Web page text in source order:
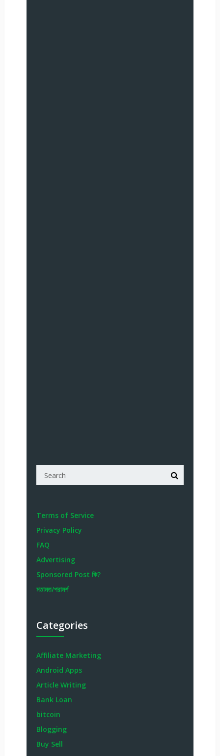
Terms of Service
Privacy Policy
FAQ
Advertising
Sponsored Post কি?
মতামত/পরামর্শ
Categories
Affiliate Marketing
Android Apps
Article Writing
Bank Loan
bitcoin
Blogging
Buy Sell